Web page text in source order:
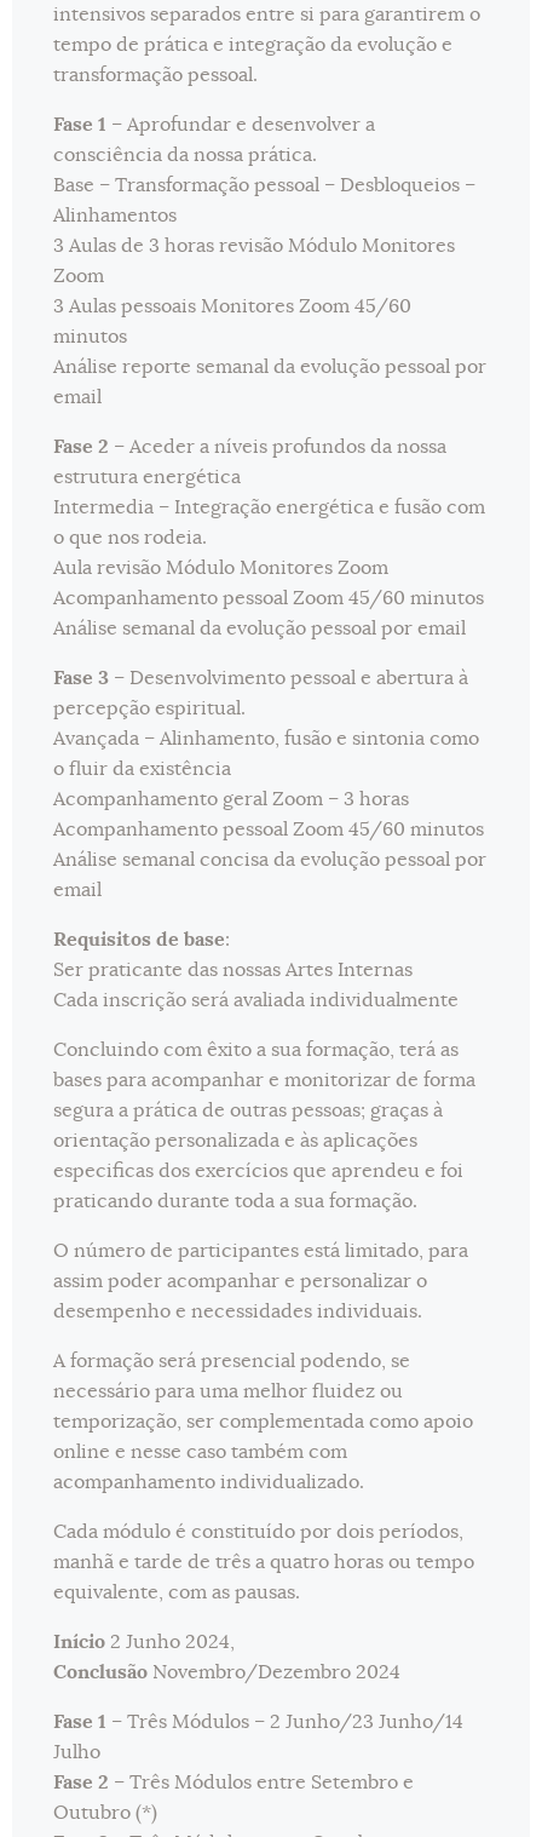
intensivos separados entre si para garantirem o
tempo de prática e integração da evolução e
transformação pessoal.
Fase 1 – Aprofundar e desenvolver a
consciência da nossa prática.
Base – Transformação pessoal – Desbloqueios –
Alinhamentos
3 Aulas de 3 horas revisão Módulo Monitores
Zoom
3 Aulas pessoais Monitores Zoom 45/60
minutos
Análise reporte semanal da evolução pessoal por
email
Fase 2 – Aceder a níveis profundos da nossa
estrutura energética
Intermedia – Integração energética e fusão com
o que nos rodeia.
Aula revisão Módulo Monitores Zoom
Acompanhamento pessoal Zoom 45/60 minutos
Análise semanal da evolução pessoal por email
Fase 3 – Desenvolvimento pessoal e abertura à
percepção espiritual.
Avançada – Alinhamento, fusão e sintonia como
o fluir da existência
Acompanhamento geral Zoom – 3 horas
Acompanhamento pessoal Zoom 45/60 minutos
Análise semanal concisa da evolução pessoal por
email
Requisitos de base:
Ser praticante das nossas Artes Internas
Cada inscrição será avaliada individualmente
Concluindo com êxito a sua formação, terá as
bases para acompanhar e monitorizar de forma
segura a prática de outras pessoas; graças à
orientação personalizada e às aplicações
especificas dos exercícios que aprendeu e foi
praticando durante toda a sua formação.
O número de participantes está limitado, para
assim poder acompanhar e personalizar o
desempenho e necessidades individuais.
A formação será presencial podendo, se
necessário para uma melhor fluidez ou
temporização, ser complementada como apoio
online e nesse caso também com
acompanhamento individualizado.
Cada módulo é constituído por dois períodos,
manhã e tarde de três a quatro horas ou tempo
equivalente, com as pausas.
Início 2 Junho 2024,
Conclusão Novembro/Dezembro 2024
Fase 1 – Três Módulos – 2 Junho/23 Junho/14
Julho
Fase 2 – Três Módulos entre Setembro e
Outubro (*)